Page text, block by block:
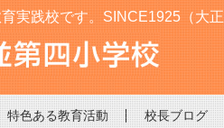
実践校です。SINCE1925（大
特色ある教育活動 校長ブログ